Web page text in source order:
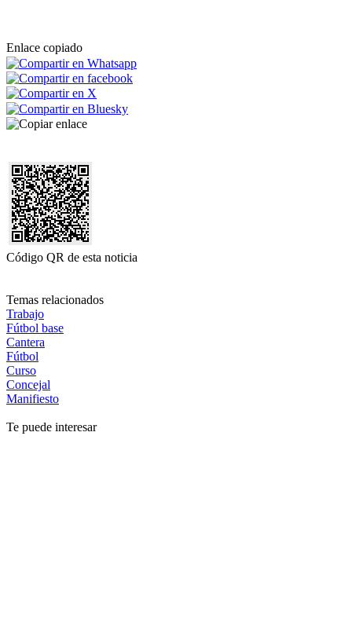
Enlace copiado
Código QR de esta noticia
Temas relacionados
Trabajo
Fútbol base
Cantera
Fútbol
Curso
Concejal
Manifiesto
Te puede interesar